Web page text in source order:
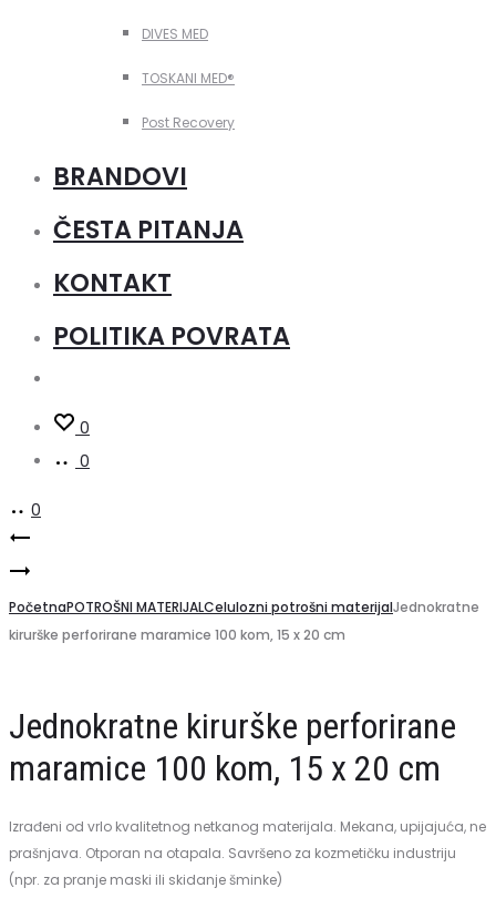
DIVES MED
TOSKANI MED®️
Post Recovery
BRANDOVI
ČESTA PITANJA
KONTAKT
POLITIKA POVRATA
0
0
0
Product
navigation
za
nokte
Jednokratni
netkani
ručnik
pedikuru
50
kom,
50
PočetnaPOTROŠNI MATERIJALCelulozni potrošni materijalJednokratne
kirurške perforirane maramice 100 kom, 15 x 20 cm
Jednokratne kirurške perforirane
maramice 100 kom, 15 x 20 cm
Izrađeni od vrlo kvalitetnog netkanog materijala. Mekana, upijajuća, ne
prašnjava. Otporan na otapala. Savršeno za kozmetičku industriju
(npr. za pranje maski ili skidanje šminke)